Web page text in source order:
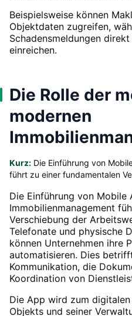
Beispielsweise können
Objektdaten zugreifen,
Schadensmeldungen
einreichen.
Die Rolle der
modernen
Kurz: Die Einführung von
führt zu einer fundamentalen
Die Einführung von Mobile
Immobilienmanagement
Verschiebung der
Telefonate und physische
können Unternehmen ihre
automatisieren. Dies
Kommunikation, die
Koordination von
Die App wird zum
Objekts und seiner